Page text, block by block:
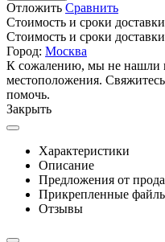
Отложить Сравнить
Стоимость и сроки доставки
Стоимость и сроки
Город: Москва
К сожалению, мы не нашли
местоположения.
помочь.
Закрыть
Характеристики
Описание
Предложения от
Прикрепленные
Отзывы